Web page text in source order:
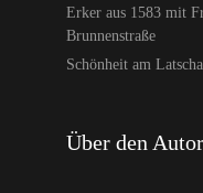
Erker aus 1583 mit
Brunnenstraße
Schönheit am
Über den Autor